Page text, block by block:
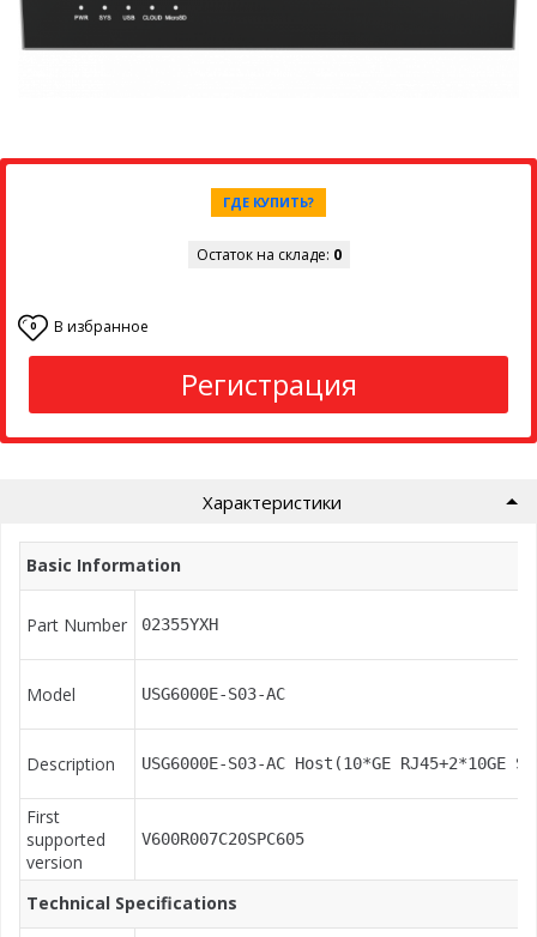
ГДЕ КУПИТЬ?
Остаток на складе: 0
0 В избранное
Регистрация
Характеристики
Basic Information
Part Number 02355YXH
Model USG6000E-S03-AC
Description USG6000E-S03-AC Host(10*GE
First
supported
version
V600R007C20SPC605
Technical Specifications